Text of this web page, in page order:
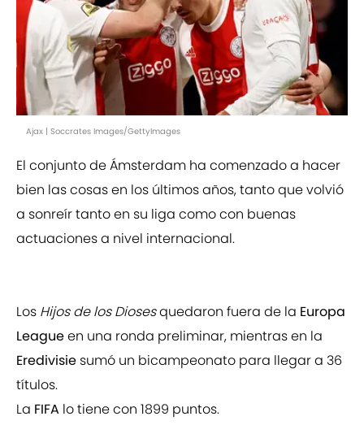
Ajax | Soccrates Images/GettyImages
El conjunto de Ámsterdam ha comenzado a hacer
bien las cosas en los últimos años, tanto que volvió
a sonreír tanto en su liga como con buenas
actuaciones a nivel internacional.
Los Hijos de los Diosesquedaron fuera de la Europa
Leagueen una ronda preliminar, mientras en la
Eredivisie sumó un bicampeonato para llegar a 36
títulos.
La FIFA lo tiene con 1899 puntos.